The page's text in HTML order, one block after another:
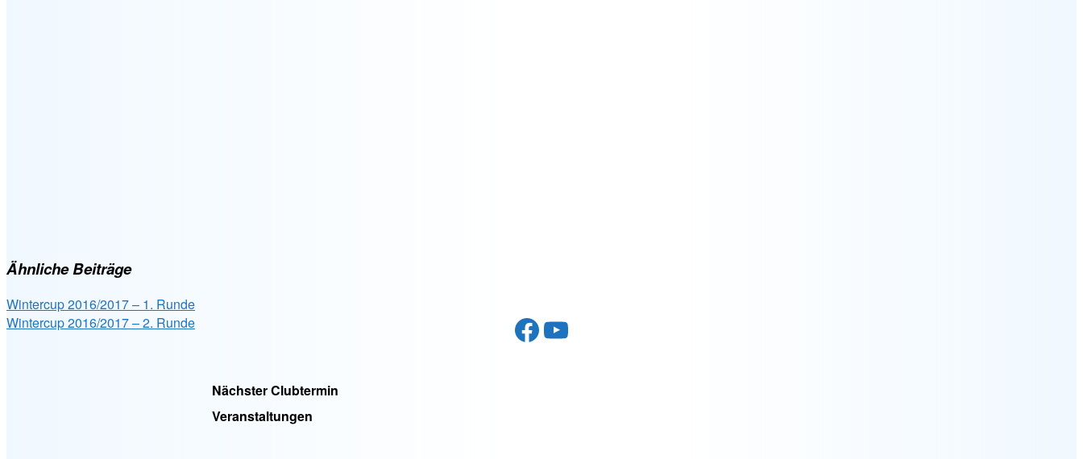
Ähnliche Beiträge
Wintercup 2016/2017 – 1. Runde
Wintercup 2016/2017 – 2. Runde
Facebook
YouTube
Nächster Clubtermin
Veranstaltungen